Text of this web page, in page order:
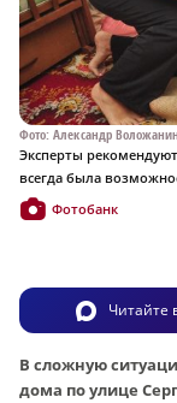
Фото: Александр Воложанин
Эксперты
всегда была
Фотобанк
Читайте
В сложную
дома по улице